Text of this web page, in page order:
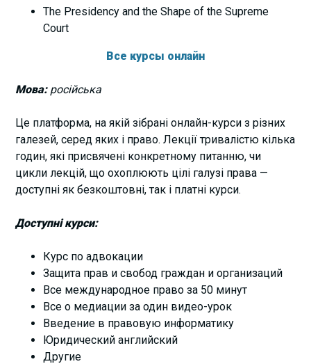
The Presidency and the Shape of the Supreme
Court
Все курсы онлайн
Мова: російська
Це платформа, на якій зібрані онлайн-курси з різних
галезей, серед яких і право. Лекції тривалістю кілька
годин, які присвячені конкретному питанню, чи
цикли лекцій, що охоплюють цілі галузі права —
доступні як безкоштовні, так і платні курси.
Доступні курси:
Курс по адвокации
Защита прав и свобод граждан и организаций
Все международное право за 50 минут
Все о медиации за один видео-урок
Введение в правовую информатику
Юридический английский
Другие